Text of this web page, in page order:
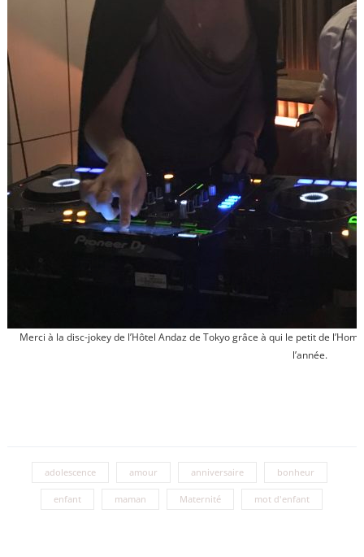
Merci à la disc-jokey de l’Hôtel Andaz de Tokyo grâce à qui le petit de
l’année.
adolescence amour anniversaire bonheur
enfant maman Maternité mot d'enfant